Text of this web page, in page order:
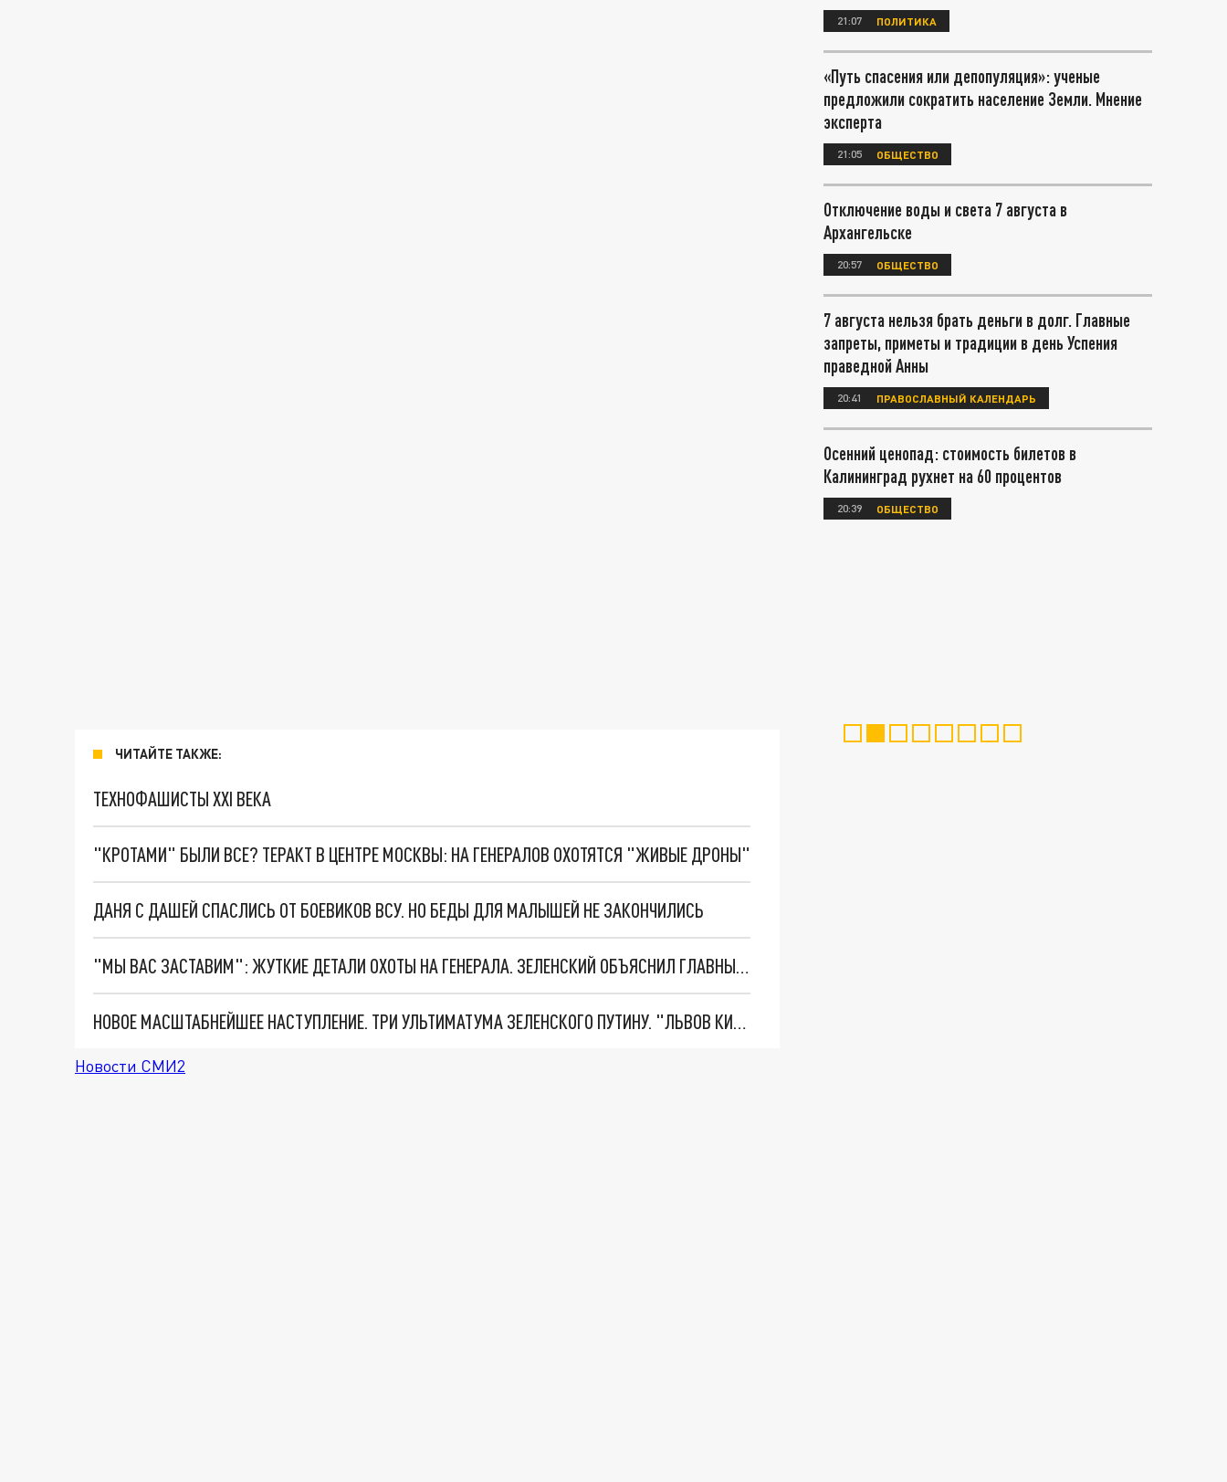
ЧИТАЙТЕ ТАКЖЕ:
ТЕХНОФАШИСТЫ XXI ВЕКА
"КРОТАМИ" БЫЛИ ВСЕ? ТЕРАКТ В ЦЕНТРЕ МОСКВЫ: НА ГЕНЕРАЛОВ ОХОТЯТСЯ "ЖИВЫЕ ДРОНЫ"
ДАНЯ С ДАШЕЙ СПАСЛИСЬ ОТ БОЕВИКОВ ВСУ. НО БЕДЫ ДЛЯ МАЛЫШЕЙ НЕ ЗАКОНЧИЛИСЬ
"МЫ ВАС ЗАСТАВИМ": ЖУТКИЕ ДЕТАЛИ ОХОТЫ НА ГЕНЕРАЛА. ЗЕЛЕНСКИЙ ОБЪЯСНИЛ ГЛАВНЫЙ СМЫСЛ ТЕРАКТА В ЦЕНТРЕ МОСКВЫ
НОВОЕ МАСШТАБНЕЙШЕЕ НАСТУПЛЕНИЕ. ТРИ УЛЬТИМАТУМА ЗЕЛЕНСКОГО ПУТИНУ. "ЛЬВОВ КИМА" ПОСТАВЯТ НА ПВО? ГЛОБАЛЬНЫЙ ПРОРЫВ ПОД ЗАПОРОЖЬЕМ
Новости СМИ2
21:07 ПОЛИТИКА
«Путь спасения или депопуляция»: ученые
предложили сократить население Земли. Мнение
эксперта
21:05 ОБЩЕСТВО
Отключение воды и света 7 августа в
Архангельске
20:57 ОБЩЕСТВО
7 августа нельзя брать деньги в долг. Главные
запреты, приметы и традиции в день Успения
праведной Анны
20:41 ПРАВОСЛАВНЫЙ КАЛЕНДАРЬ
Осенний ценопад: стоимость билетов в
Калининград рухнет на 60 процентов
20:39 ОБЩЕСТВО